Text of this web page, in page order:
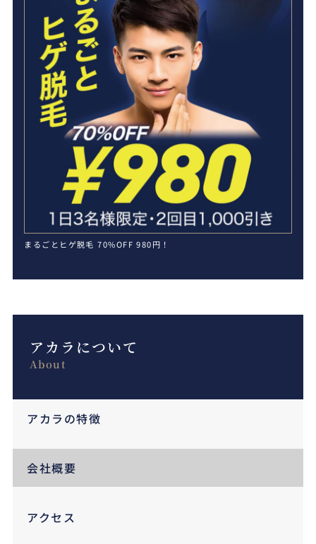
アカラについて
About
アカラの特徴
会社概要
アクセス
まるごとヒゲ脱毛 70%OFF 980円！